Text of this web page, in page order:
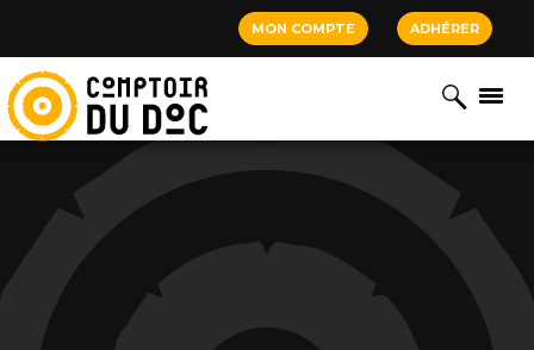
MON COMPTE ADHÉRER
Cookies management panel